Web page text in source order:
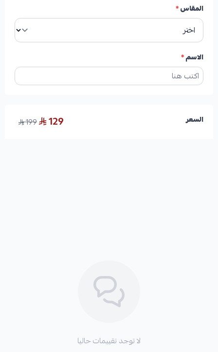
المقاس*
الاسم*
السعر 129
199
لا توجد تقييمات حاليا